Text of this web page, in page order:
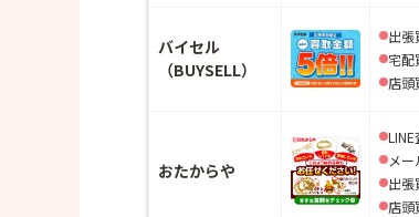
か？
・質問⑩ 毛皮をまとめて売
バイセル
（BUYSELL）
出張
宅配
店頭
おたからや
LINE
メ
出張
店頭